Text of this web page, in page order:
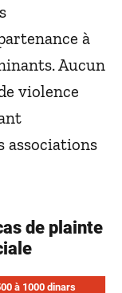
à
Aucun
violence
associations
de plainte
à 1000 dinars